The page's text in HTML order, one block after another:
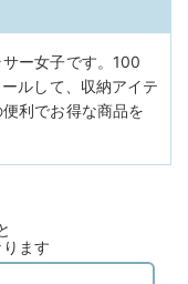
ー女子です。100
ルして、収納アイテ
利でお得な商品を
ます